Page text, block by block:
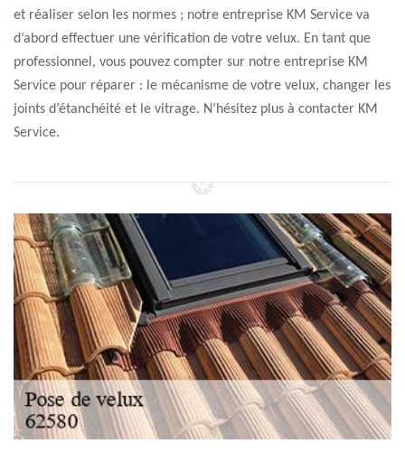
et réaliser selon les normes ; notre entreprise KM Service va
d’abord effectuer une vérification de votre velux. En tant que
professionnel, vous pouvez compter sur notre entreprise KM
Service pour réparer : le mécanisme de votre velux, changer les
joints d’étanchéité et le vitrage. N’hésitez plus à contacter KM
Service.